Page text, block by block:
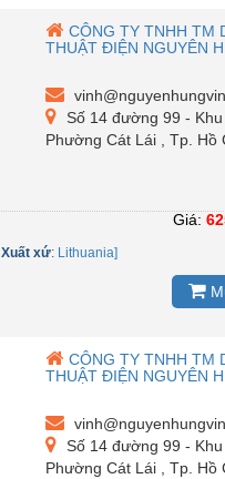
CÔNG TY TNHH TM
THUẬT ĐIỆN NGUYÊN
Số 14 đường 99 -
Phường Cát Lái , Tp. Hồ
Xuất xứ: Lithuania]
Giá:
CÔNG TY TNHH TM
THUẬT ĐIỆN NGUYÊN
Số 14 đường 99 -
Phường Cát Lái , Tp. Hồ